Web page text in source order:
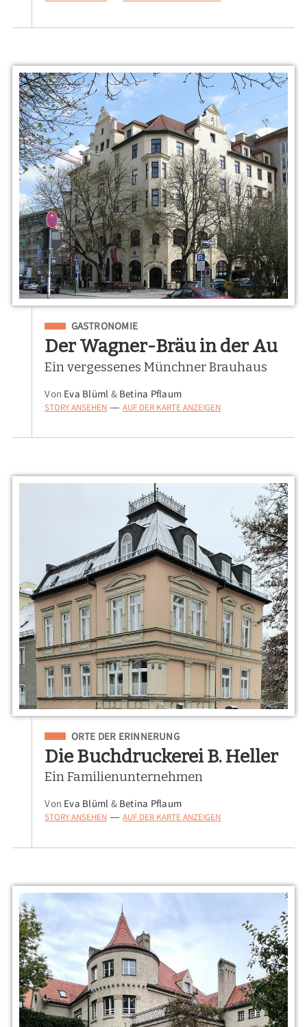
Eingeordnet unter
GASTRONOMIE
Der Wagner-Bräu in der Au
Ein vergessenes Münchner Brauhaus
Von Eva Blüml & Betina Pflaum
STORY ANSEHEN — AUF DER KARTE ANZEIGEN
Eingeordnet unter
ORTE DER ERINNERUNG
Die Buchdruckerei B. Heller
Ein Familienunternehmen
Von Eva Blüml & Betina Pflaum
STORY ANSEHEN — AUF DER KARTE ANZEIGEN